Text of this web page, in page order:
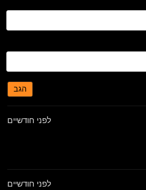
הגב
לפני חודשיים
לפני חודשיים